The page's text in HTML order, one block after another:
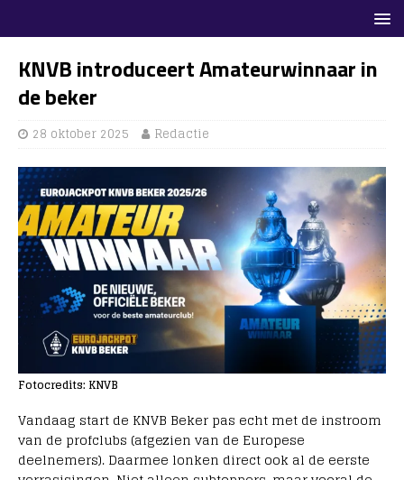
KNVB introduceert Amateurwinnaar in
de beker
28 oktober 2025 Redactie
Fotocredits: KNVB
Vandaag start de KNVB Beker pas echt met de instroom
van de profclubs (afgezien van de Europese
deelnemers). Daarmee lonken direct ook al de eerste